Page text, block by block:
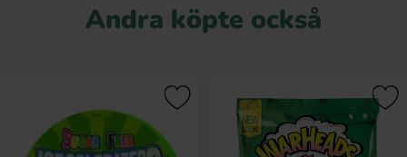
Andra köpte också